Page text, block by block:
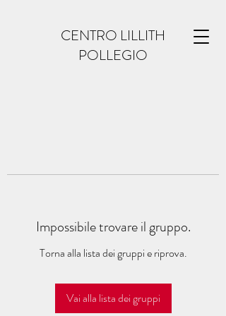
CENTRO LILLITH
POLLEGIO
Impossibile trovare il gruppo.
Torna alla lista dei gruppi e riprova.
Vai alla lista dei gruppi